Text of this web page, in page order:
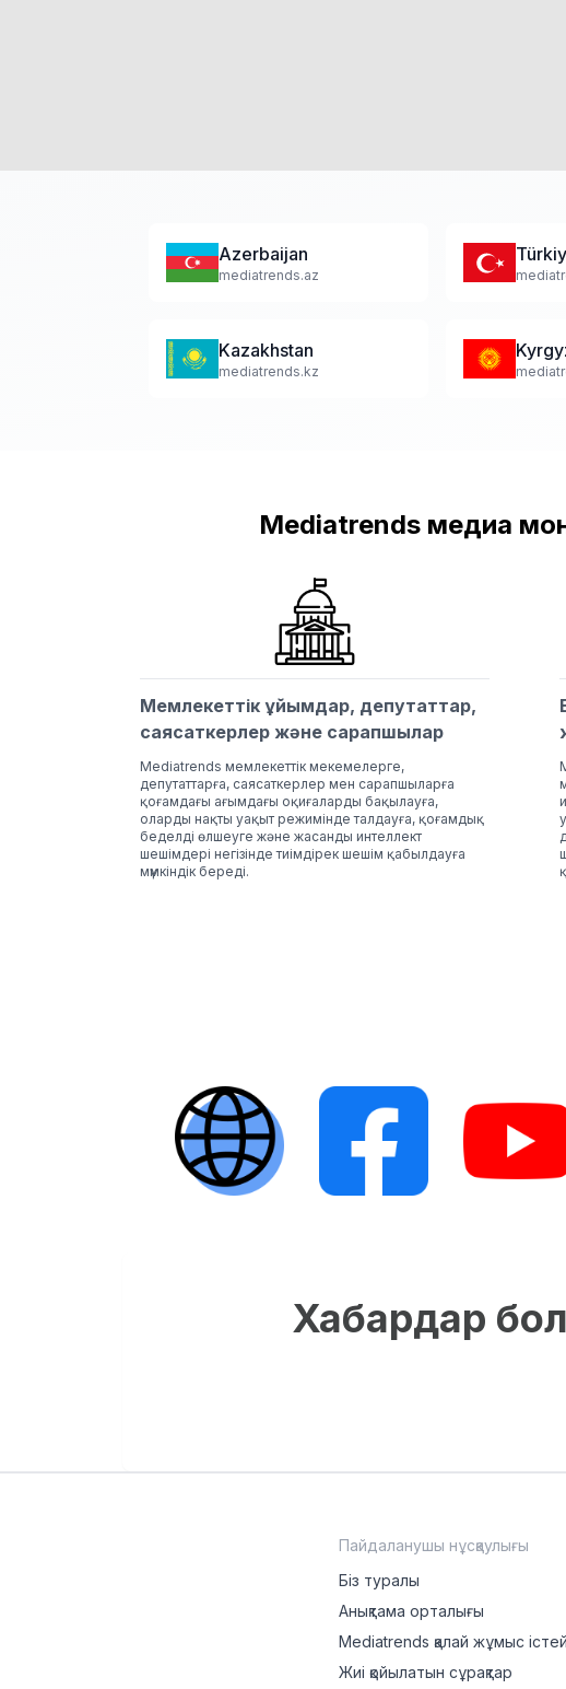
Azerbaijan
mediatrends.az
Kazakhstan
mediatrends.kz
Mediatrends медиа
Мемлекеттік ұйымдар, депутаттар,
саясаткерлер және сарапшылар
Mediatrends мемлекеттік мекемелерге,
депутаттарға, саясаткерлер мен сарапшыларға
қоғамдағы ағымдағы оқиғаларды бақылауға,
оларды нақты уақыт режимінде талдауға, қоғамдық
беделді өлшеуге және жасанды интеллект
шешімдері негізінде тиімдірек шешім қабылдауға
мүмкіндік береді.
Хабардар
Пайдаланушы нұсқаулығы
Біз туралы
Анықтама орталығы
Mediatrends қалай жұмыс
Жиі қойылатын сұрақтар